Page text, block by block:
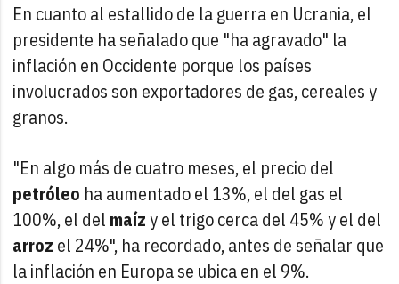
En cuanto al estallido de la guerra en Ucrania, el
presidente ha señalado que "ha agravado" la
inflación en Occidente porque los países
involucrados son exportadores de gas, cereales y
granos.
"En algo más de cuatro meses, el precio del
petróleo ha aumentado el 13%, el del gas el
100%, el del maízy el trigo cerca del 45% y el del
arroz el 24%", ha recordado, antes de señalar que
la inflación en Europa se ubica en el 9%.